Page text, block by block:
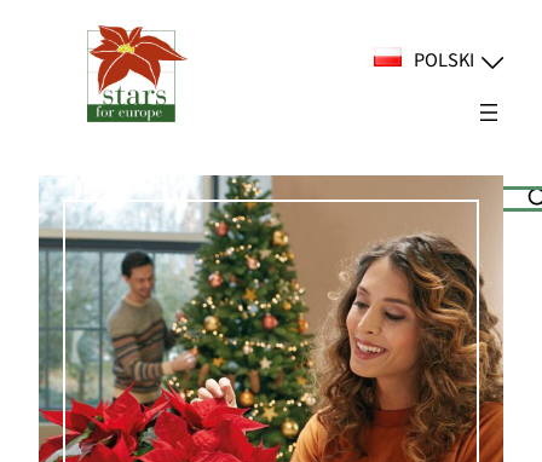
POLSKI
Suchen